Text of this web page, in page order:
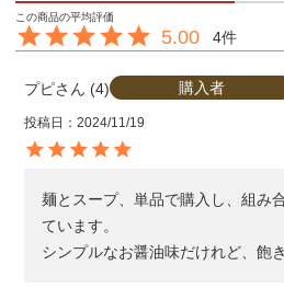
5.00 4
プピ 4 購入者
投稿日 2024/11/19
麺とスープ、単品で購入し、組み
ています。
シンプルなお醤油味だけれど、飽